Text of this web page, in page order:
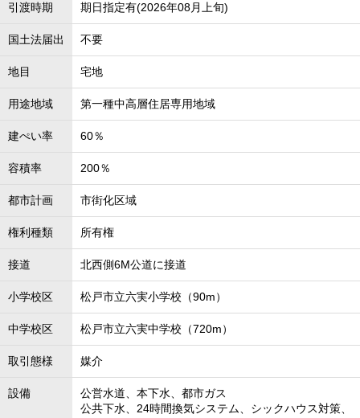
引渡時期 期日指定有(2026年08月上旬)
国土法届出 不要
地目 宅地
用途地域 第一種中高層住居専用地域
建ぺい率 60％
容積率 200％
都市計画 市街化区域
権利種類 所有権
接道 北西側6M公道に接道
小学校区 松戸市立六実小学校（90m）
中学校区 松戸市立六実中学校（720m）
取引態様 媒介
設備
公営水道、本下水、都市ガス
公共下水、24時間換気システム、シックハウス対策、